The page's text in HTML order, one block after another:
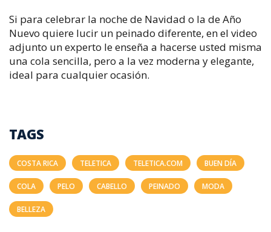
Si para celebrar la noche de Navidad o la de Año
Nuevo quiere lucir un peinado diferente, en el video
adjunto un experto le enseña a hacerse usted misma
una cola sencilla, pero a la vez moderna y elegante,
ideal para cualquier ocasión.
TAGS
COSTA RICA TELETICA TELETICA.COM BUEN DÍA
COLA PELO CABELLO PEINADO MODA
BELLEZA